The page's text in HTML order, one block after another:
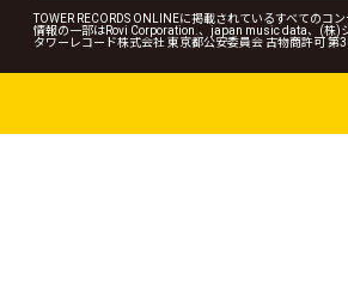
TOWER RECORDS ONLINEに掲載されているすべての
情報の一部はRovi Corporation.、japan music data、(株)
タワーレコード株式会社 東京都公安委員会 古物商許可